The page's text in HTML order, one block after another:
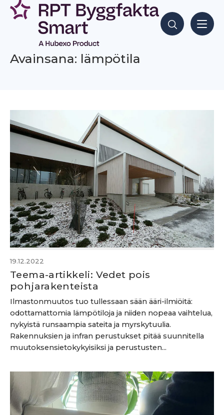
Siirry
sisältöön
Hae sisältöjä
Avainsana: lämpötila
19.12.2022
Teema-artikkeli: Vedet pois
pohjarakenteista
Ilmastonmuutos tuo tullessaan sään ääri-ilmiöitä:
odottamattomia lämpötiloja ja niiden nopeaa vaihtelua,
nykyistä runsaampia sateita ja myrskytuulia.
Rakennuksien ja infran perustukset pitää suunnitella
muutoksensietokykyisiksi ja perustusten...